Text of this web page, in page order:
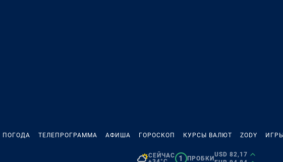
ПОГОДА ТЕЛЕПРОГРАММА АФИША ГОРОСКОП КУРСЫ ВАЛЮТ ZODY ИГРЫ
СЕЙЧАС
1 ПРОБКИ
USD 82,17